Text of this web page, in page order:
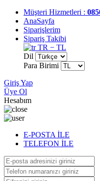
Müşteri Hizmetleri :
AnaSayfa
Siparişlerim
Sipariş Takibi
TR − TL
Dil
Para Birimi
Giriş Yap
Üye Ol
Hesabım
E-POSTA İLE
TELEFON İLE